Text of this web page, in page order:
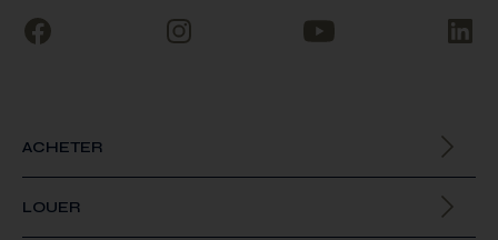
ACHETER
LOUER